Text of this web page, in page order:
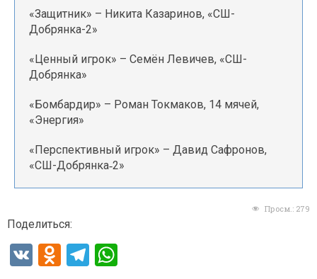
«Защитник» – Никита Казаринов, «СШ-
Добрянка-2»
«Ценный игрок» – Семён Левичев, «СШ-
Добрянка»
«Бомбардир» – Роман Токмаков, 14 мячей,
«Энергия»
«Перспективный игрок» – Давид Сафронов,
«СШ-Добрянка‑2»
Просм.: 279
Поделиться:
V
O
T